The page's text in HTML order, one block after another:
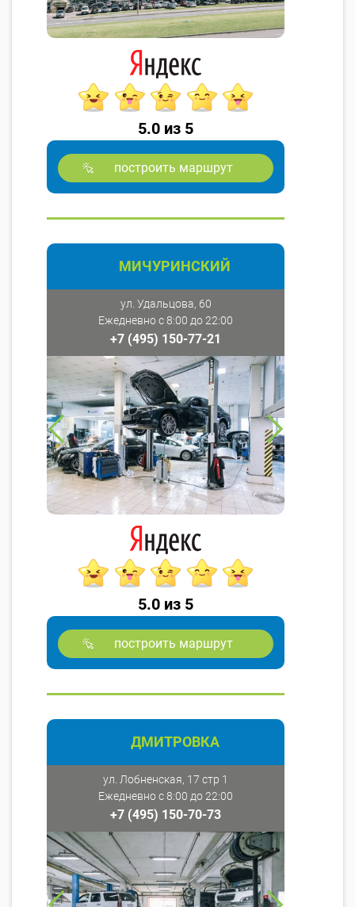
5.0 из 5
построить маршрут
МИЧУРИНСКИЙ
ул. Удальцова, 60
Ежедневно с 8:00 до 22:00
+7 (495) 150-77-21
5.0 из 5
построить маршрут
ДМИТРОВКА
ул. Лобненская, 17 стр 1
Ежедневно с 8:00 до 22:00
+7 (495) 150-70-73